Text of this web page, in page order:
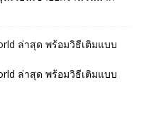
ล่าสุด พร้อมวิธีเติมแบบ
ล่าสุด พร้อมวิธีเติมแบบ